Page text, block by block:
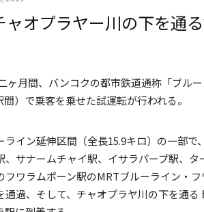
ャオプラヤー川の下を通
ヶ月間、バンコクの都市鉄道通称「ブル
）で乗客を乗せた試運転が行われる。
イン延伸区間（全長15.9キロ）の一部で
、サナームチャイ駅、イサラパープ駅、
ワラムポーン駅のMRTブルーライン・フ
通過、そして、チャオプラヤ川の下を通